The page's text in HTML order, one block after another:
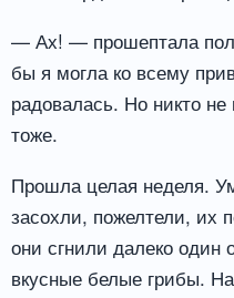
— Ах! — прошептала
бы я могла ко всему
радовалась. Но никто
тоже.
Прошла целая неделя.
засохли, пожелтели, их
они сгнили далеко один
вкусные белые грибы.